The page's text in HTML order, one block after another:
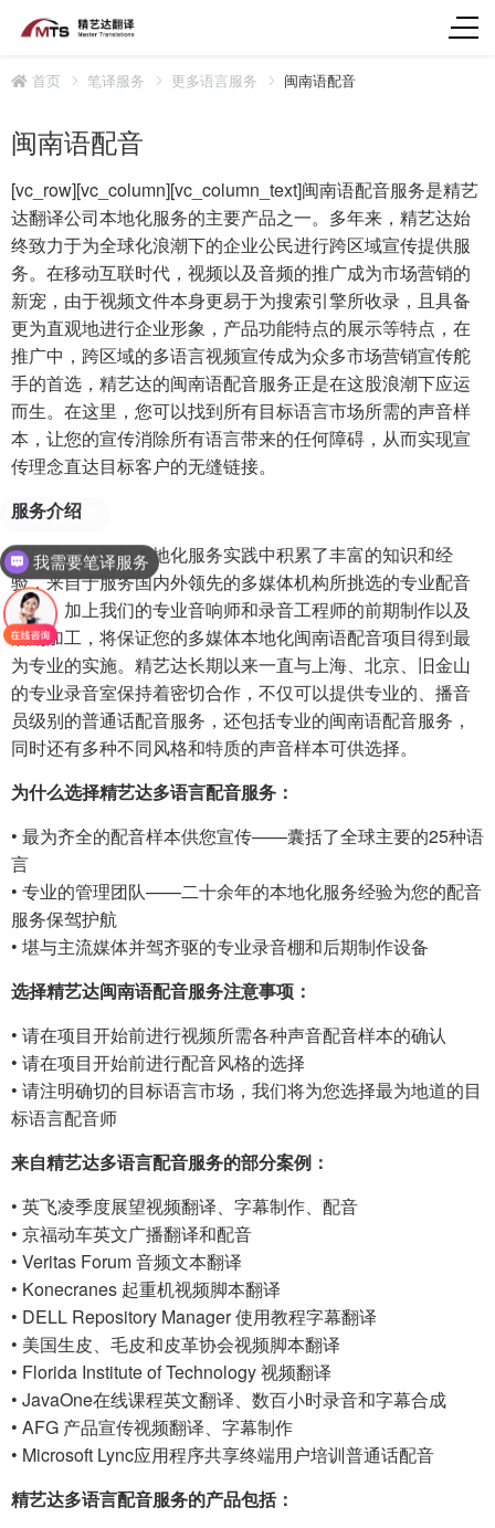
首页 笔译服务 更多语言服务 闽南语配音
闽南语配音
[vc_row][vc_column][vc_column_text]闽南语配音服务是精艺
达翻译公司本地化服务的主要产品之一。多年来，精艺达始
终致力于为全球化浪潮下的企业公民进行跨区域宣传提供服
务。在移动互联时代，视频以及音频的推广成为市场营销的
新宠，由于视频文件本身更易于为搜索引擎所收录，且具备
更为直观地进行企业形象，产品功能特点的展示等特点，在
推广中，跨区域的多语言视频宣传成为众多市场营销宣传舵
手的首选，精艺达的闽南语配音服务正是在这股浪潮下应运
而生。在这里，您可以找到所有目标语言市场所需的声音样
本，让您的宣传消除所有语言带来的任何障碍，从而实现宣
传理念直达目标客户的无缝链接。
服务介绍
精艺达在多年的本地化服务实践中积累了丰富的知识和经
验，来自于服务国内外领先的多媒体机构所挑选的专业配音
人员，加上我们的专业音响师和录音工程师的前期制作以及
后期加工，将保证您的多媒体本地化闽南语配音项目得到最
为专业的实施。精艺达长期以来一直与上海、北京、旧金山
的专业录音室保持着密切合作，不仅可以提供专业的、播音
员级别的普通话配音服务，还包括专业的闽南语配音服务，
同时还有多种不同风格和特质的声音样本可供选择。
为什么选择精艺达多语言配音服务：
• 最为齐全的配音样本供您宣传——囊括了全球主要的25种语
言
• 专业的管理团队——二十余年的本地化服务经验为您的配音
服务保驾护航
• 堪与主流媒体并驾齐驱的专业录音棚和后期制作设备
选择精艺达闽南语配音服务注意事项：
• 请在项目开始前进行视频所需各种声音配音样本的确认
• 请在项目开始前进行配音风格的选择
• 请注明确切的目标语言市场，我们将为您选择最为地道的目
标语言配音师
来自精艺达多语言配音服务的部分案例：
• 英飞凌季度展望视频翻译、字幕制作、配音
• 京福动车英文广播翻译和配音
• Veritas Forum 音频文本翻译
• Konecranes 起重机视频脚本翻译
• DELL Repository Manager 使用教程字幕翻译
• 美国生皮、毛皮和皮革协会视频脚本翻译
• Florida Institute of Technology 视频翻译
• JavaOne在线课程英文翻译、数百小时录音和字幕合成
• AFG 产品宣传视频翻译、字幕制作
• Microsoft Lync应用程序共享终端用户培训普通话配音
精艺达多语言配音服务的产品包括：
我需要笔译服务